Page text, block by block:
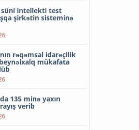
süni intellekti test
şirkətin sisteminə
rəqəmsal idarəçilik
mükafata
135 minə yaxın
verib